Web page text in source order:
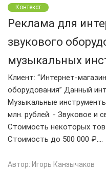
Контекст
Реклама для
звукового
музыкальных
Клиент: “Интернет-
оборудования” Данный
Музыкальные
млн. рублей. - Звуковое и
Стоимость некоторых
Стоимость до 500 000 ₽.…
Автор: Игорь Канзычаков